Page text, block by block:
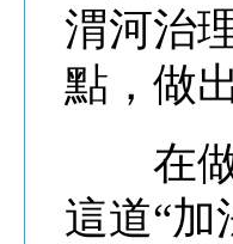
渭河治
點，做
在做
這道“